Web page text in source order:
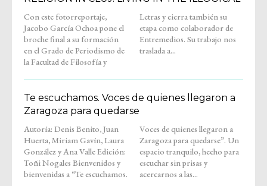
Con este fotorreportaje,
Jacobo García Ochoa pone el
broche final a su formación
en el Grado de Periodismo de
la Facultad de Filosofía y
Letras y cierra también su
etapa como colaborador de
Entremedios. Su trabajo nos
traslada a...
Te escuchamos. Voces de quienes llegaron a
Zaragoza para quedarse
Autoría: Denis Benito, Juan
Huerta, Miriam Gavín, Laura
González y Ana Valle Edición:
Toñi Nogales Bienvenidos y
bienvenidas a “Te escuchamos.
Voces de quienes llegaron a
Zaragoza para quedarse”. Un
espacio tranquilo, hecho para
escuchar sin prisas y
acercarnos a las...